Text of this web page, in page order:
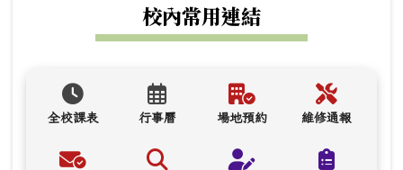
校內常用連結
全校課表 行事曆 場地預約 維修通報